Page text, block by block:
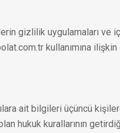
gizlilik uygulamaları ve
kullanımına
ait bilgileri üçüncü
hukuk kurallarının